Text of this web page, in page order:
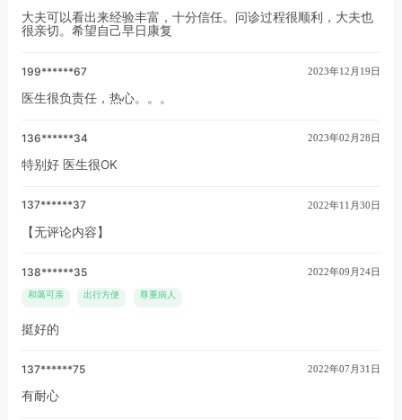
大夫可以看出来经验丰富，十分信任。问诊过程很顺利，大夫也
很亲切。希望自己早日康复
199******67 2023年12月19日
医生很负责任，热心。。。
136******34 2023年02月28日
特别好 医生很OK
137******37 2022年11月30日
【无评论内容】
138******35 2022年09月24日
和蔼可亲 出行方便 尊重病人
挺好的
137******75 2022年07月31日
有耐心